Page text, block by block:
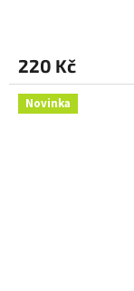
220 Kč
Novinka